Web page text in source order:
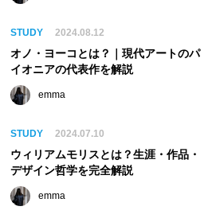
STUDY 2024.08.12
オノ・ヨーコとは？｜現代アートのパ
イオニアの代表作を解説
emma
STUDY 2024.07.10
ウィリアムモリスとは？生涯・作品・
デザイン哲学を完全解説
emma